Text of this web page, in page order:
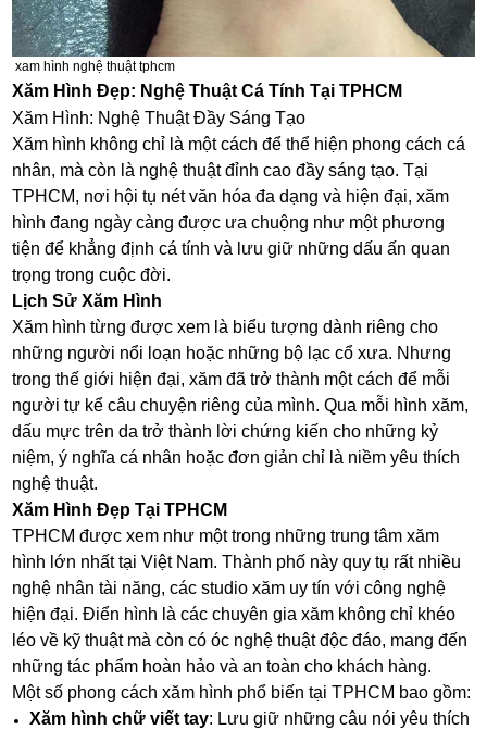
xam hình nghệ thuật tphcm
Xăm Hình Đẹp: Nghệ Thuật Cá Tính Tại TPHCM
Xăm Hình: Nghệ Thuật Đầy Sáng Tạo
Xăm hình không chỉ là một cách để thể hiện phong cách cá
nhân, mà còn là nghệ thuật đỉnh cao đầy sáng tạo. Tại
TPHCM, nơi hội tụ nét văn hóa đa dạng và hiện đại, xăm
hình đang ngày càng được ưa chuộng như một phương
tiện để khẳng định cá tính và lưu giữ những dấu ấn quan
trọng trong cuộc đời.
Lịch Sử Xăm Hình
Xăm hình từng được xem là biểu tượng dành riêng cho
những người nổi loạn hoặc những bộ lạc cổ xưa. Nhưng
trong thế giới hiện đại, xăm đã trở thành một cách để mỗi
người tự kể câu chuyện riêng của mình. Qua mỗi hình xăm,
dấu mực trên da trở thành lời chứng kiến cho những kỷ
niệm, ý nghĩa cá nhân hoặc đơn giản chỉ là niềm yêu thích
nghệ thuật.
Xăm Hình Đẹp Tại TPHCM
TPHCM được xem như một trong những trung tâm xăm
hình lớn nhất tại Việt Nam. Thành phố này quy tụ rất nhiều
nghệ nhân tài năng, các studio xăm uy tín với công nghệ
hiện đại. Điển hình là các chuyên gia xăm không chỉ khéo
léo về kỹ thuật mà còn có óc nghệ thuật độc đáo, mang đến
những tác phẩm hoàn hảo và an toàn cho khách hàng.
Một số phong cách xăm hình phổ biến tại TPHCM bao gồm:
Xăm hình chữ viết tay: Lưu giữ những câu nói yêu thích